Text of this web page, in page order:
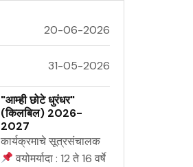
20-06-2026
31-05-2026
"आम्ही छोटे धुरंधर"
(किलबिल) 2026-
2027
कार्यक्रमाचे सूत्रसंचालक
वयोमर्यादा : 12 ते 16 वर्षे